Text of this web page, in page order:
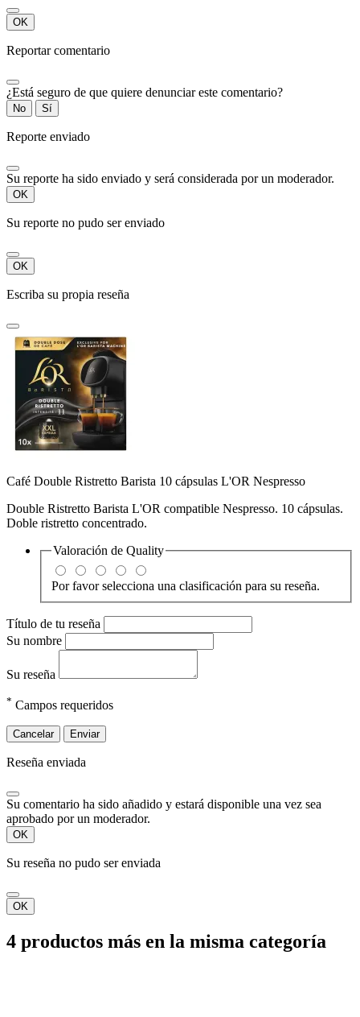
OK
Reportar comentario
¿Está seguro de que quiere denunciar este comentario?
No Sí
Reporte enviado
Su reporte ha sido enviado y será considerada por un moderador.
OK
Su reporte no pudo ser enviado
OK
Escriba su propia reseña
Café Double Ristretto Barista 10 cápsulas L'OR Nespresso
Double Ristretto Barista L'OR compatible Nespresso. 10 cápsulas.
Doble ristretto concentrado.
Valoración de Quality
Por favor selecciona una clasificación para su reseña.
Título de tu reseña
Su nombre
Su reseña
* Campos requeridos
Cancelar Enviar
Reseña enviada
Su comentario ha sido añadido y estará disponible una vez sea
aprobado por un moderador.
OK
Su reseña no pudo ser enviada
OK
4 productos más en la misma categoría